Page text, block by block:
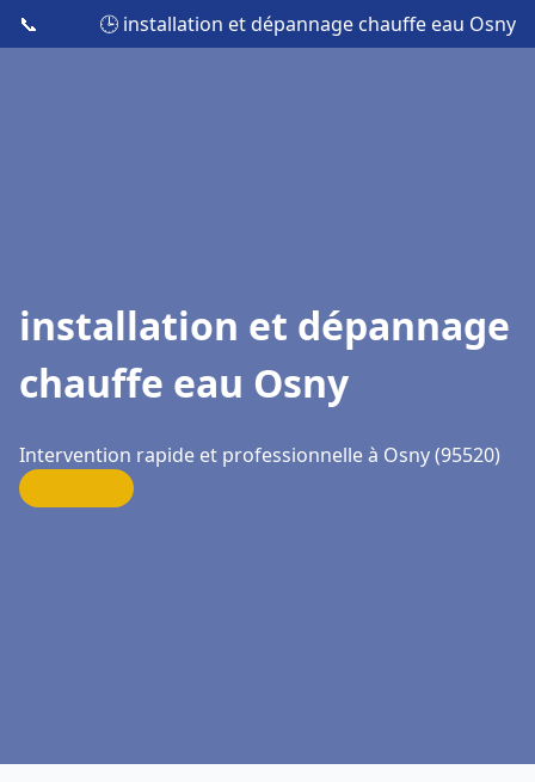
📞 🕒 installation et dépannage chauffe eau Osny
installation et dépannage
chauffe eau Osny
Intervention rapide et professionnelle à Osny (95520)